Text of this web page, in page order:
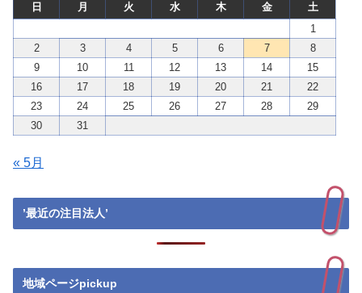
日 月 火 水 木 金
土
1
2
3 4 5 6 7
8
9
10 11 12 13 14
15
16
17 18 19 20 21
22
23
24 25 26 27 28
29
30
31
« 5月
’最近の注目法人’
地域ページpickup